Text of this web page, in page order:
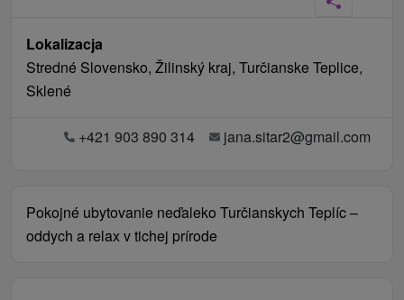
Lokalizacja
Stredné Slovensko, Žilinský kraj, Turčianske Teplice,
Sklené
+421 903 890 314 jana.sitar2@gmail.com
Pokojné ubytovanie neďaleko Turčianskych Teplíc –
oddych a relax v tichej prírode